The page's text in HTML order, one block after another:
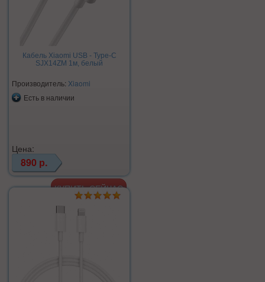
Кабель Xiaomi USB - Type-C
SJX14ZM 1м, белый
Производитель: Xiaomi
Есть в наличии
Цена:
890 р.